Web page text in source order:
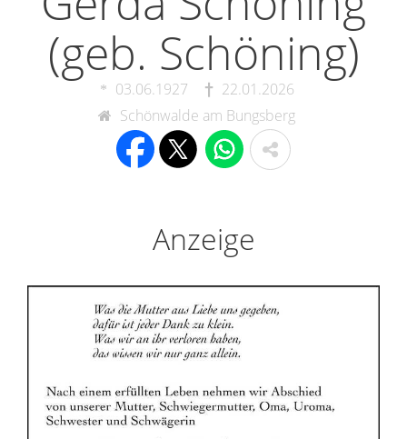
(geb. Schöning)
03.06.1927
22.01.2026
Schönwalde am Bungsberg
Anzeige